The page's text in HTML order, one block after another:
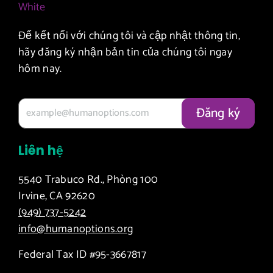
Để kết nối với chúng tôi và cập nhật thông tin,
hãy đăng ký nhận bản tin của chúng tôi ngay
hôm nay.
Liên hệ
5540 Trabuco Rd., Phòng 100
Irvine, CA 92620
(949) 737-5242
info@humanoptions.org
Federal Tax ID #95-3667817